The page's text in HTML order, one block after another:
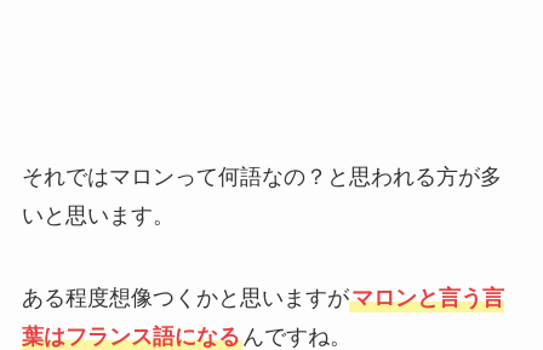
それではマロンって何語なの？と思われる方が多
いと思います。
ある程度想像つくかと思いますがマロンと言う言
葉はフランス語になるんですね。